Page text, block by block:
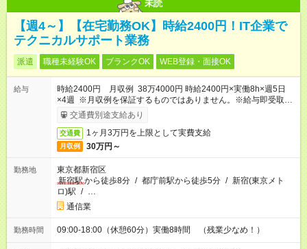
未読
【週4～】【在宅勤務OK】時給2400円！IT企業で
テクニカルサポート業務
派遣 職種未経験OK ブランクOK WEB登録・面接OK
給与
時給2400円 月収例 38万4000円 時給2400円×実働8h×週5日
×4週 ※月収例を保証するものではありません。※給与即受取り
サービス利用可（利用条件有）
交通費別途支給あり
交通費 1ヶ月3万円を上限として実費支給
月収例 30万円～
勤務地
東京都新宿区
新宿駅から徒歩8分 / 都庁前駅から徒歩5分 / 新宿(東京メト
ロ)駅 / …
通信業
勤務時間 09:00-18:00（休憩60分）実働8時間 （残業少なめ！）